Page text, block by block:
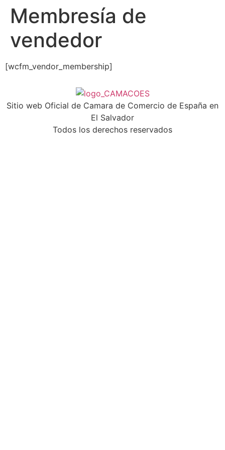
Membresía de
vendedor
[wcfm_vendor_membership]
Sitio web Oficial de Camara de Comercio de España en
El Salvador
Todos los derechos reservados